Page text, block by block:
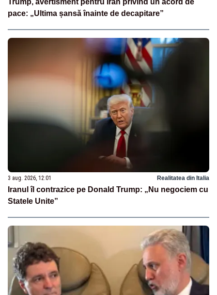
Trump, avertisment pentru Iran privind un acord de
pace: „Ultima șansă înainte de decapitare”
3 aug. 2026, 12:01 Realitatea din Italia
Iranul îl contrazice pe Donald Trump: „Nu negociem cu
Statele Unite”